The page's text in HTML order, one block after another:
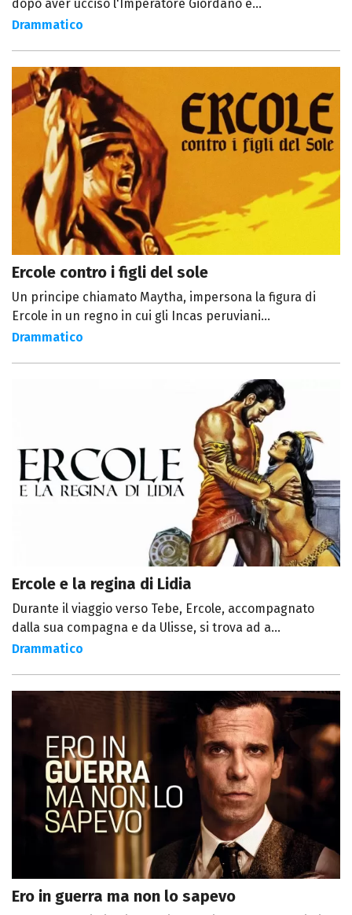
dopo aver ucciso l'Imperatore Giordano e...
Drammatico
Ercole contro i figli del sole
Un principe chiamato Maytha, impersona la figura di
Ercole in un regno in cui gli Incas peruviani...
Drammatico
Ercole e la regina di Lidia
Durante il viaggio verso Tebe, Ercole, accompagnato
dalla sua compagna e da Ulisse, si trova ad a...
Drammatico
Ero in guerra ma non lo sapevo